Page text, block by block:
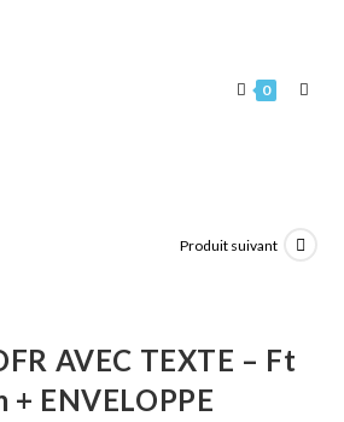
0
Produit suivant
AVEC TEXTE – Ft
+ ENVELOPPE